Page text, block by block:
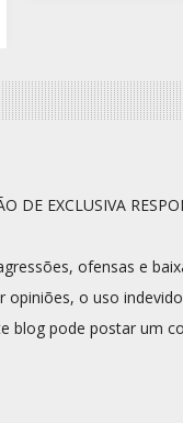
DE EXCLUSIVA
ofensas e
o uso
blog pode postar um